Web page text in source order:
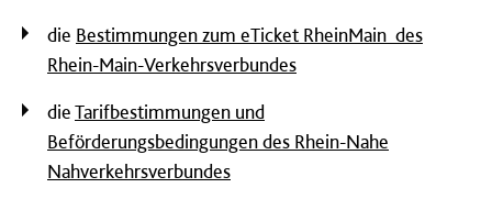
die Bestimmungen zum eTicket RheinMain des
Rhein-Main-Verkehrsverbundes
dieTarifbestimmungen und
Beförderungsbedingungen des Rhein-Nahe
Nahverkehrsverbundes